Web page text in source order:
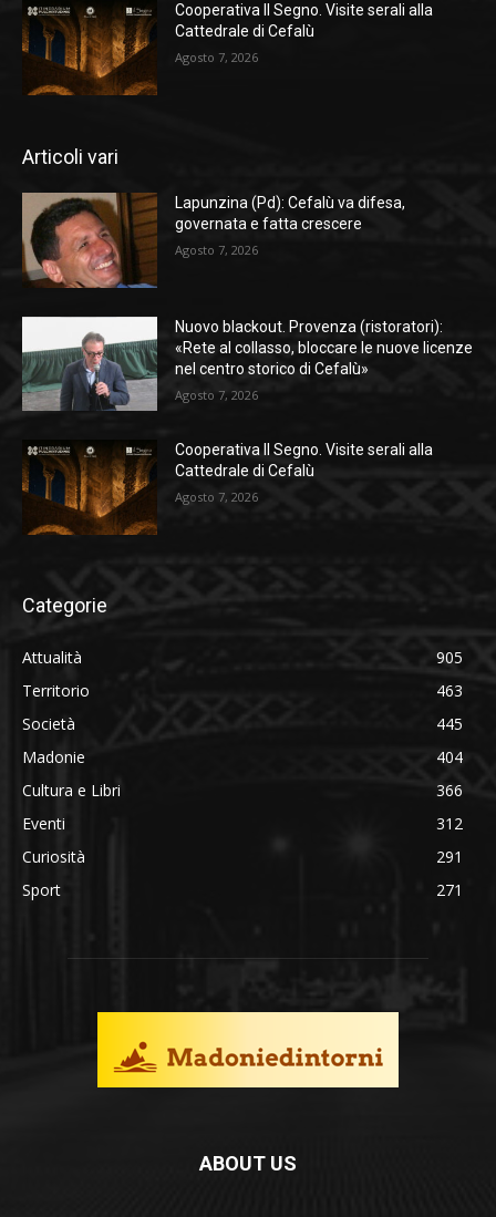
Cooperativa Il Segno. Visite serali alla
Cattedrale di Cefalù
Agosto 7, 2026
Articoli vari
Lapunzina (Pd): Cefalù va difesa,
governata e fatta crescere
Agosto 7, 2026
Nuovo blackout. Provenza (ristoratori):
«Rete al collasso, bloccare le nuove licenze
nel centro storico di Cefalù»
Agosto 7, 2026
Cooperativa Il Segno. Visite serali alla
Cattedrale di Cefalù
Agosto 7, 2026
Categorie
Attualità
905
Territorio
463
Società
445
Madonie
404
Cultura e Libri
366
Eventi
312
Curiosità
291
Sport
271
ABOUT US